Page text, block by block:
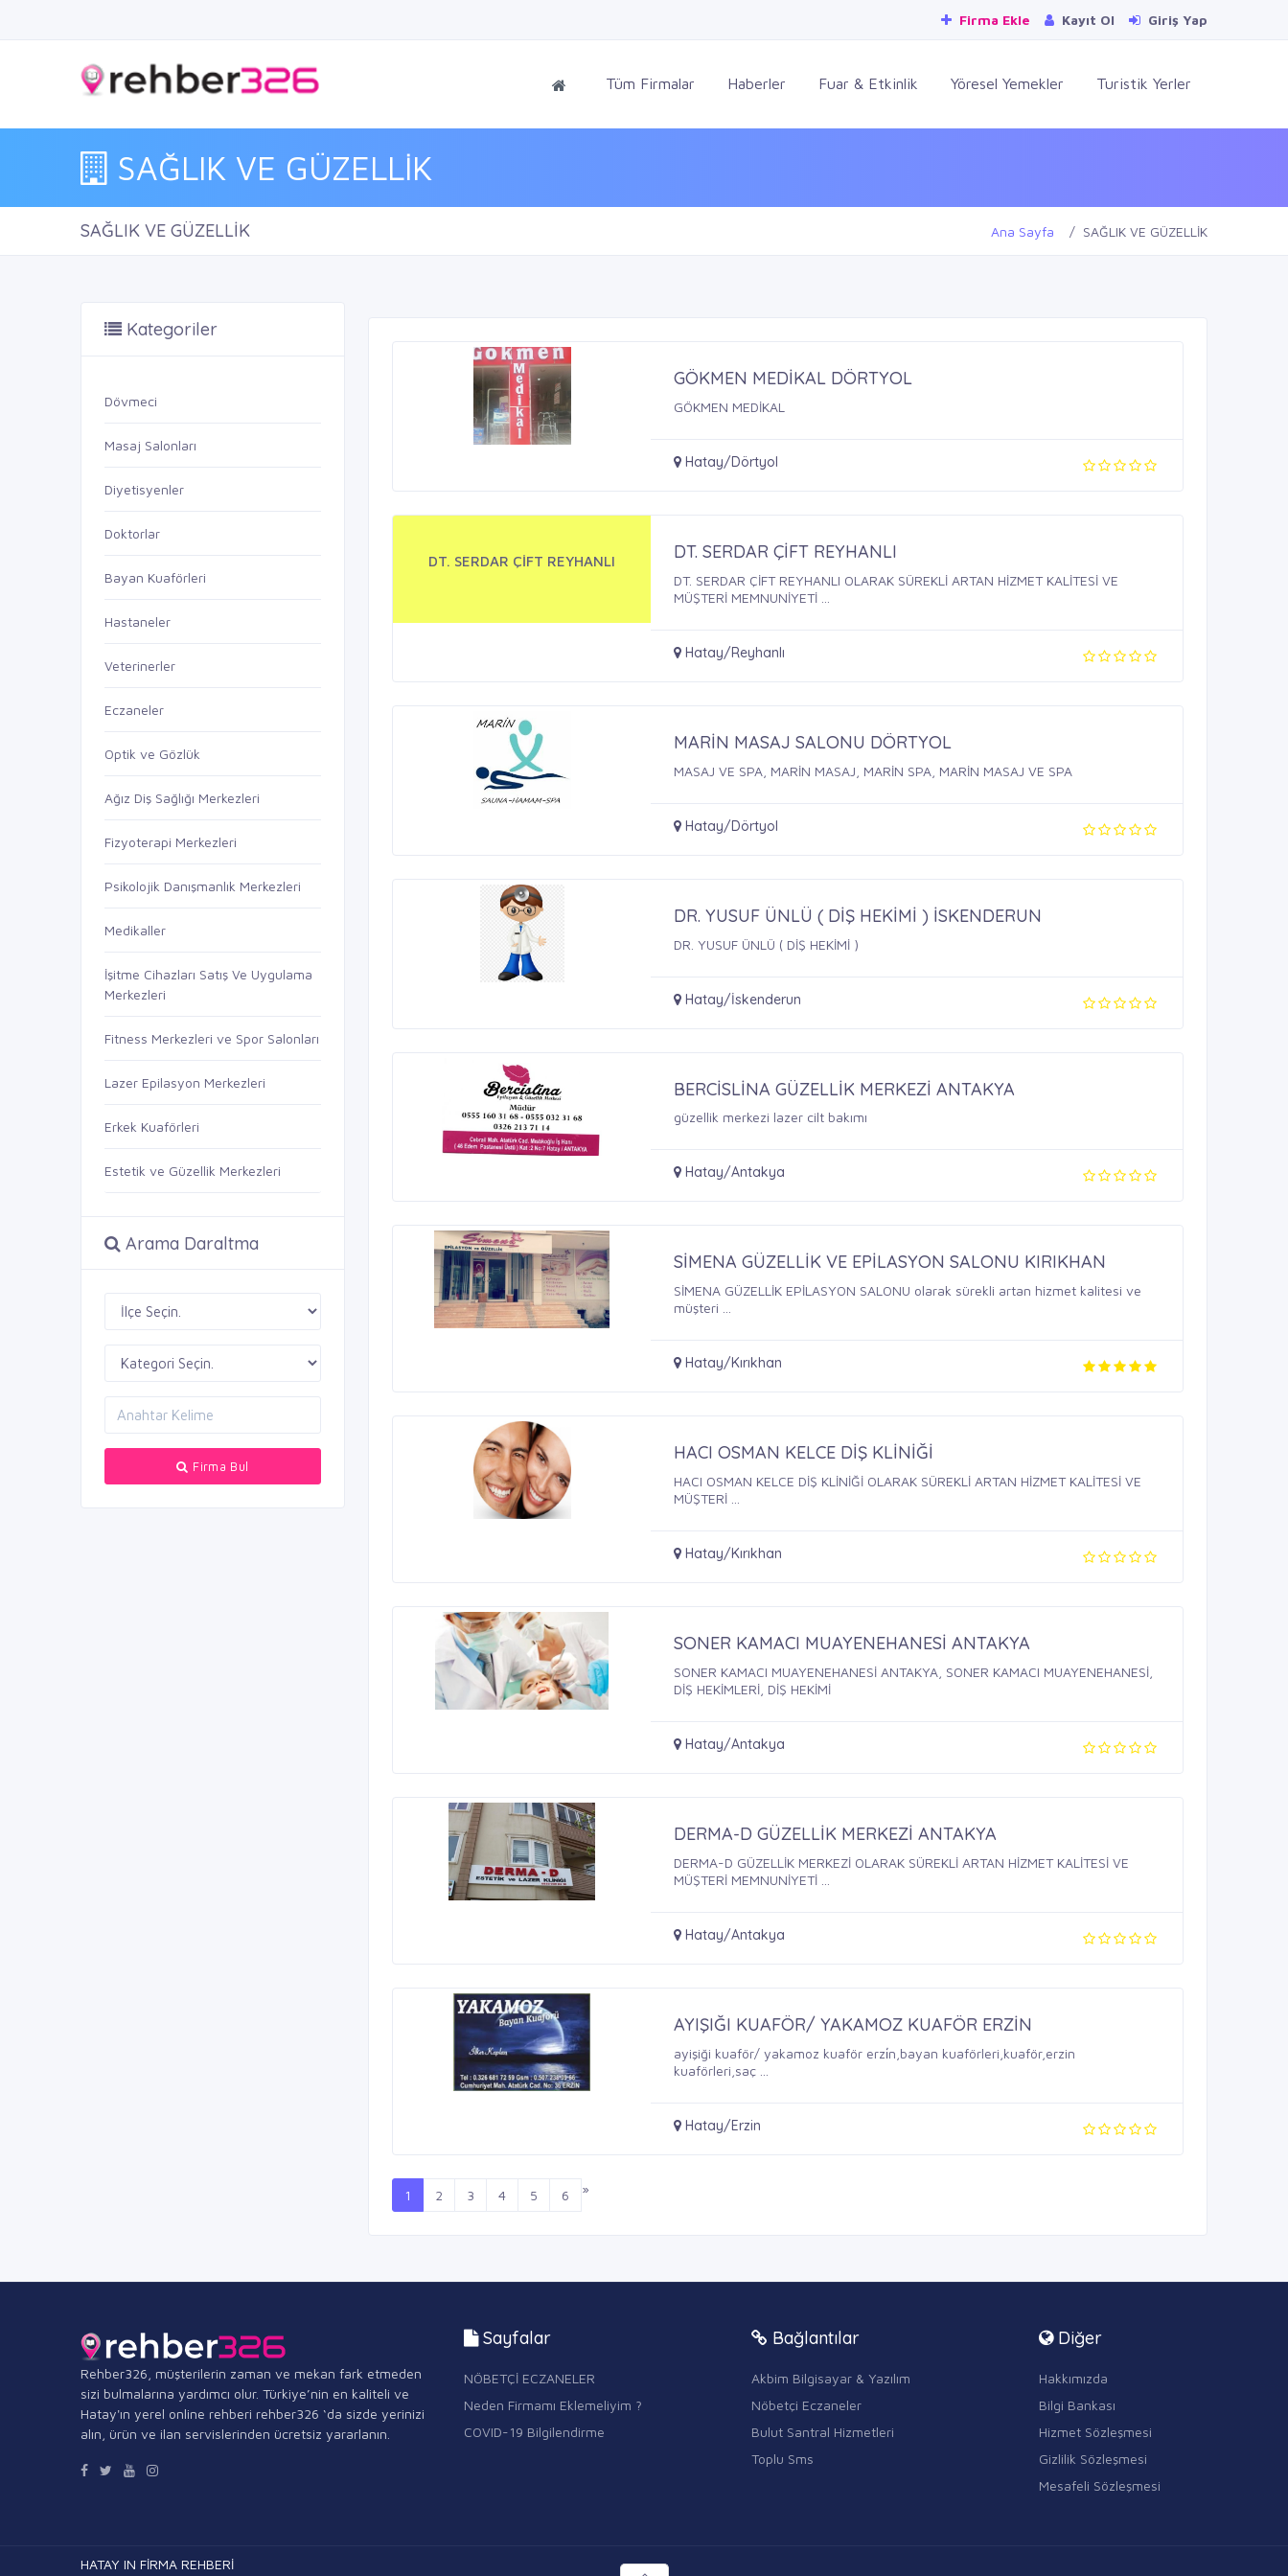
Firma Ekle Kayıt Ol Giriş Yap
Tüm Firmalar Haberler Fuar & Etkinlik Yöresel Yemekler Turistik Yerler
SAĞLIK VE GÜZELLİK
SAĞLIK VE GÜZELLİK Ana Sayfa SAĞLIK VE GÜZELLİK
Kategoriler
Dövmeci
Masaj Salonları
Diyetisyenler
Doktorlar
Bayan Kuaförleri
Hastaneler
Veterinerler
Eczaneler
Optik ve Gözlük
Ağız Diş Sağlığı Merkezleri
Fizyoterapi Merkezleri
Psikolojik Danışmanlık Merkezleri
Medikaller
İşitme Cihazları Satış Ve Uygulama
Merkezleri
Fitness Merkezleri ve Spor Salonları
Lazer Epilasyon Merkezleri
Erkek Kuaförleri
Estetik ve Güzellik Merkezleri
Arama Daraltma
Firma Bul
GÖKMEN MEDİKAL DÖRTYOL
GÖKMEN MEDİKAL
Hatay/Dörtyol
DT. SERDAR ÇİFT REYHANLI DT. SERDAR ÇİFT REYHANLI
DT. SERDAR ÇİFT REYHANLI OLARAK SÜREKLİ ARTAN HİZMET KALİTESİ VE
MÜŞTERİ MEMNUNİYETİ ...
Hatay/Reyhanlı
MARİN MASAJ SALONU DÖRTYOL
MASAJ VE SPA, MARİN MASAJ, MARİN SPA, MARİN MASAJ VE SPA
Hatay/Dörtyol
DR. YUSUF ÜNLÜ ( DİŞ HEKİMİ ) İSKENDERUN
DR. YUSUF ÜNLÜ ( DİŞ HEKİMİ )
Hatay/İskenderun
BERCİSLİNA GÜZELLİK MERKEZİ ANTAKYA
güzellik merkezi lazer cilt bakımı
Hatay/Antakya
SİMENA GÜZELLİK VE EPİLASYON SALONU KIRIKHAN
SİMENA GÜZELLİK EPİLASYON SALONU olarak sürekli artan hizmet kalitesi ve
müşteri ...
Hatay/Kırıkhan
HACI OSMAN KELCE DİŞ KLİNİĞİ
HACI OSMAN KELCE DİŞ KLİNİĞİ OLARAK SÜREKLİ ARTAN HİZMET KALİTESİ VE
MÜŞTERİ ...
Hatay/Kırıkhan
SONER KAMACI MUAYENEHANESİ ANTAKYA
SONER KAMACI MUAYENEHANESİ ANTAKYA, SONER KAMACI MUAYENEHANESİ,
DİŞ HEKİMLERİ, DİŞ HEKİMİ
Hatay/Antakya
DERMA-D GÜZELLİK MERKEZİ ANTAKYA
DERMA-D GÜZELLİK MERKEZİ OLARAK SÜREKLİ ARTAN HİZMET KALİTESİ VE
MÜŞTERİ MEMNUNİYETİ ...
Hatay/Antakya
AYIŞIĞI KUAFÖR/ YAKAMOZ KUAFÖR ERZİN
ayişiği kuaför/ yakamoz kuaför erzi̇n,bayan kuaförleri,kuaför,erzin
kuaförleri,saç ...
Hatay/Erzin
1 2 3 4 5 6 »
Rehber326, müşterilerin zaman ve mekan fark etmeden
sizi bulmalarına yardımcı olur. Türkiye’nin en kaliteli ve
Hatay'ın yerel online rehberi rehber326 ‘da sizde yerinizi
alın, ürün ve ilan servislerinden ücretsiz yararlanın.
Sayfalar
NÖBETÇİ ECZANELER
Neden Firmamı Eklemeliyim ?
COVID-19 Bilgilendirme
Bağlantılar
Akbim Bilgisayar & Yazılım
Nöbetçi Eczaneler
Bulut Santral Hizmetleri
Toplu Sms
Diğer
Hakkımızda
Bilgi Bankası
Hizmet Sözleşmesi
Gizlilik Sözleşmesi
Mesafeli Sözleşmesi
HATAY IN FİRMA REHBERİ